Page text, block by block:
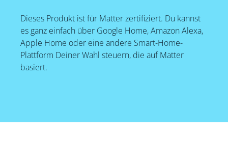
Dieses Produkt ist für Matter zertifiziert. Du kannst
es ganz einfach über Google Home, Amazon Alexa,
Apple Home oder eine andere Smart-Home-
Plattform Deiner Wahl steuern, die auf Matter
basiert.